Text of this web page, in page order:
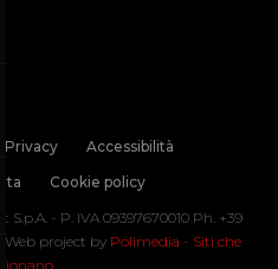
Privacy
Accessibilità
Cookie policy
S.p.A. - P. IVA 09397670010 Ph. +39
| Web project by Polimedia - Siti che